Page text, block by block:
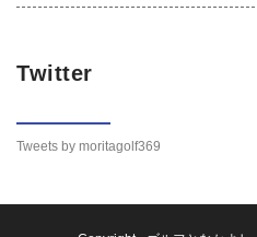
Twitter
Tweets by moritagolf369